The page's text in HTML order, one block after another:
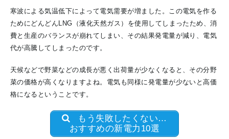
寒波による気温低下によって電気需要が増ました。この電気を作る
ためにどんどんLNG（液化天然ガス）を使用してしまったため、消
費と生産のバランスが崩れてしまい、その結果発電量が減り、電気
代が高騰してしまったのです。
天候などで野菜などの成長が悪く出荷量が少なくなると、その分野
菜の価格が高くなりますよね。電気も同様に発電量が少ないと高価
格になるということです。
もう失敗したくない…
おすすめの新電力10選